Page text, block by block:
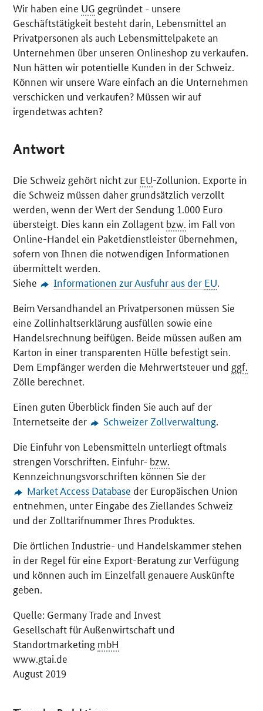
Wir haben eine UG gegründet - unsere
Geschäftstätigkeit besteht darin, Lebensmittel an
Privatpersonen als auch Lebensmittelpakete an
Unternehmen über unseren Onlineshop zu verkaufen.
Nun hätten wir potentielle Kunden in der Schweiz.
Können wir unsere Ware einfach an die Unternehmen
verschicken und verkaufen? Müssen wir auf
irgendetwas achten?
Antwort
Die Schweiz gehört nicht zur EU-Zollunion. Exporte in
die Schweiz müssen daher grundsätzlich verzollt
werden, wenn der Wert der Sendung 1.000 Euro
übersteigt. Dies kann ein Zollagent bzw. im Fall von
Online-Handel ein Paketdienstleister übernehmen,
sofern von Ihnen die notwendigen Informationen
übermittelt werden.
Siehe
Informationen zur Ausfuhr aus der EU.
Beim Versandhandel an Privatpersonen müssen Sie
eine Zollinhaltserklärung ausfüllen sowie eine
Handelsrechnung beifügen. Beide müssen außen am
Karton in einer transparenten Hülle befestigt sein.
Dem Empfänger werden die Mehrwertsteuer und ggf.
Zölle berechnet.
Einen guten Überblick finden Sie auch auf der
Internetseite der
Schweizer Zollverwaltung.
Die Einfuhr von Lebensmitteln unterliegt oftmals
strengen Vorschriften. Einfuhr- bzw.
Kennzeichnungsvorschriften können Sie der
Market Access Database der Europäischen Union
entnehmen, unter Eingabe des Ziellandes Schweiz
und der Zolltarifnummer Ihres Produktes.
Die örtlichen Industrie- und Handelskammer stehen
in der Regel für eine Export-Beratung zur Verfügung
und können auch im Einzelfall genauere Auskünfte
geben.
Quelle: Germany Trade and Invest
Gesellschaft für Außenwirtschaft und
Standortmarketing mbH
www.gtai.de
August 2019